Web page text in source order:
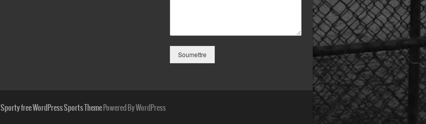
Soumettre
Sporty free WordPress Sports ThemePowered By WordPress